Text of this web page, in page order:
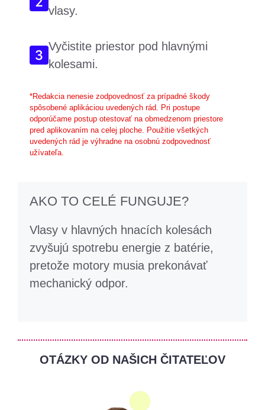
vlasy.
Vyčistite priestor pod hlavnými
kolesami.
*Redakcia nenesie zodpovednosť za prípadné škody
spôsobené aplikáciou uvedených rád. Pri postupe
odporúčame postup otestovať na obmedzenom priestore
pred aplikovaním na celej ploche. Použitie všetkých
uvedených rád je výhradne na osobnú zodpovednosť
užívateľa.
AKO TO CELÉ FUNGUJE?
Vlasy v hlavných hnacích kolesách
zvyšujú spotrebu energie z batérie,
pretože motory musia prekonávať
mechanický odpor.
OTÁZKY OD NAŠICH ČITATEĽOV